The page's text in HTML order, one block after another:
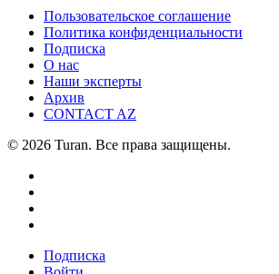
Пользовательское соглашение
Политика конфиденциальности
Подписка
О нас
Наши эксперты
Архив
CONTACT AZ
© 2026 Turan. Все права защищены.
Подписка